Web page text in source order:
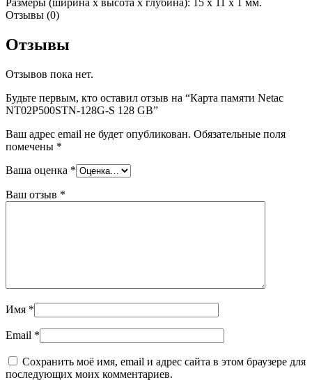
Отзывы (0)
Отзывы
Отзывов пока нет.
Будьте первым, кто оставил отзыв на “Карта памяти Netac
NT02P500STN-128G-S 128 GB”
Ваш адрес email не будет опубликован. Обязательные поля
помечены *
Ваша оценка *
Ваш отзыв *
Имя *
Email *
Сохранить моё имя, email и адрес сайта в этом браузере для
последующих моих комментариев.